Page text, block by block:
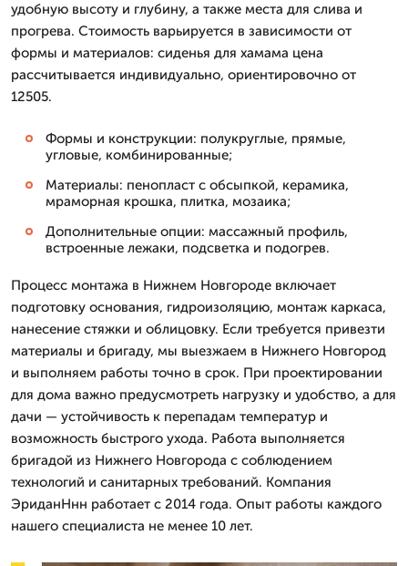
удобную высоту и глубину, а также места для слива и
прогрева. Стоимость варьируется в зависимости от
формы и материалов: сиденья для хамама цена
рассчитывается индивидуально, ориентировочно от
12505.
Формы и конструкции: полукруглые, прямые,
угловые, комбинированные;
Материалы: пенопласт с обсыпкой, керамика,
мраморная крошка, плитка, мозаика;
Дополнительные опции: массажный профиль,
встроенные лежаки, подсветка и подогрев.
Процесс монтажа в Нижнем Новгороде включает
подготовку основания, гидроизоляцию, монтаж каркаса,
нанесение стяжки и облицовку. Если требуется привезти
материалы и бригаду, мы выезжаем в Нижнего Новгород
и выполняем работы точно в срок. При проектировании
для дома важно предусмотреть нагрузку и удобство, а для
дачи — устойчивость к перепадам температур и
возможность быстрого ухода. Работа выполняется
бригадой из Нижнего Новгорода с соблюдением
технологий и санитарных требований. Компания
ЭриданНнн работает с 2014 года. Опыт работы каждого
нашего специалиста не менее 10 лет.